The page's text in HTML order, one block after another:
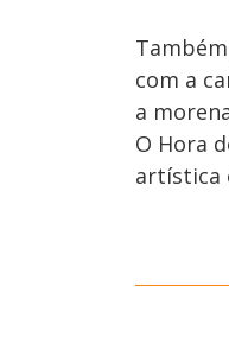
com a
a
O Hora
artística